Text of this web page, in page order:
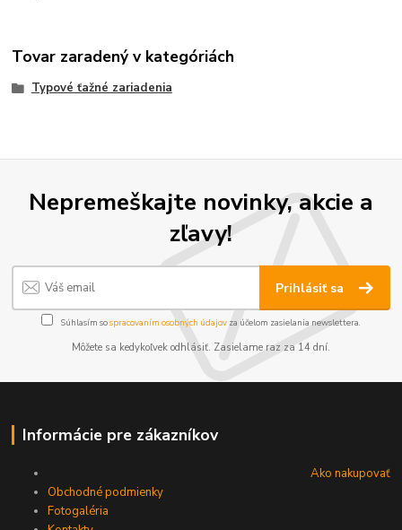
Tovar zaradený v kategóriách
Typové ťažné zariadenia
Nepremeškajte novinky, akcie a
zľavy!
Prihlásiť sa
Súhlasím sospracovaním osobných údajov za účelom zasielania newslettera.
Môžete sa kedykoľvek odhlásiť. Zasielame raz za 14 dní.
Informácie pre zákazníkov
Ako nakupovať
Obchodné podmienky
Fotogaléria